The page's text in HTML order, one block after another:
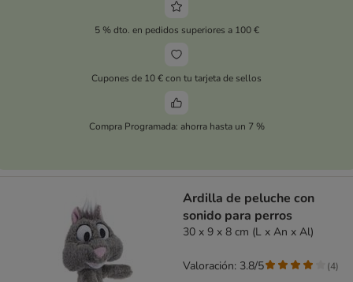
5 % dto. en pedidos superiores a 100 €
Cupones de 10 € con tu tarjeta de sellos
Compra Programada: ahorra hasta un 7 %
Ardilla de peluche con
sonido para perros
30 x 9 x 8 cm (L x An x Al)
Valoración: 3.8/5 (4)